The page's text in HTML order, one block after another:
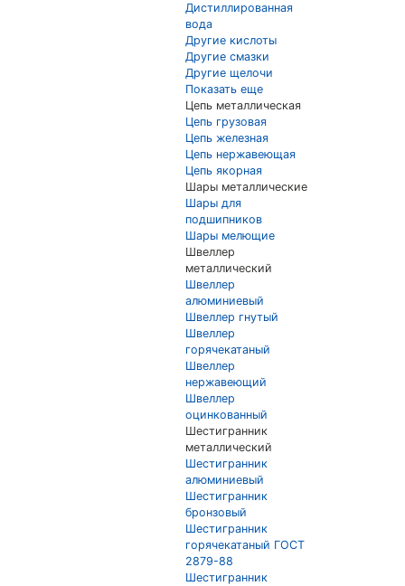
Дистиллированная
вода
Другие кислоты
Другие смазки
Другие щелочи
Показать еще
Цепь металлическая
Цепь грузовая
Цепь железная
Цепь нержавеющая
Цепь якорная
Шары металлические
Шары для
подшипников
Шары мелющие
Швеллер
металлический
Швеллер
алюминиевый
Швеллер гнутый
Швеллер
горячекатаный
Швеллер
нержавеющий
Швеллер
оцинкованный
Шестигранник
металлический
Шестигранник
алюминиевый
Шестигранник
бронзовый
Шестигранник
горячекатаный ГОСТ
2879-88
Шестигранник